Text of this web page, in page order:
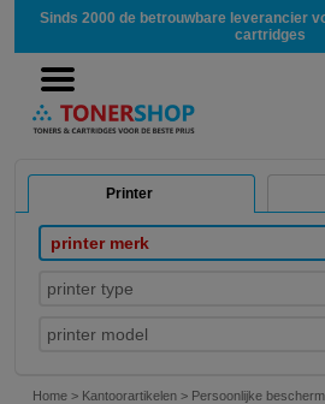
Sinds 2000 de betrouwbare leverancier
cartridges
Printer
printer merk
printer type
printer model
Home > Kantoorartikelen > Persoonlijke